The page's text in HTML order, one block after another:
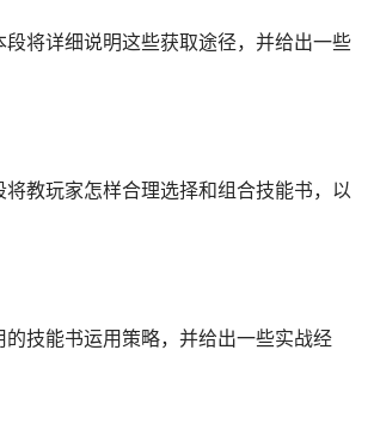
将详细说明这些获取途径，并给出一些
教玩家怎样合理选择和组合技能书，以
技能书运用策略，并给出一些实战经